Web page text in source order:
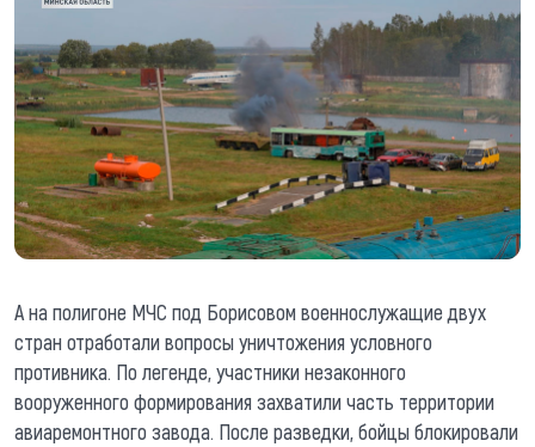
А на полигоне МЧС под Борисовом военнослужащие двух
стран отработали вопросы уничтожения условного
противника. По легенде, участники незаконного
вооруженного формирования захватили часть территории
авиаремонтного завода. После разведки, бойцы блокировали